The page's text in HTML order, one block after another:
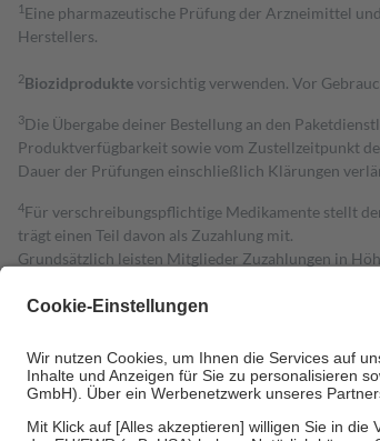
1 Eine pharmazeutische Prüfung der Arzneimittel
Herstellers.
2Biozidproduktevorsichtig verwenden. Vor
3Die Übergabe deiner Bestellung an den
Produktverfügbarkeit sowie vom Zustellzeitpunkt
Dauer der Prüfungen einschließlich Klärungen
4Für verschreibungspflichtige Medikamente stellt
trägt einen Teil davon als Zuzahlung mit.
Grundsätzlich leisten Mitglieder Zuzahlungen in
Diese Regeln gelten grundsätzlich auch für Online-
Um das Engagement der Versicherten für ihre
• Kindern und Jugendlichen bis zum vollendeten
• Untersuchungen zur Vorsorge und
• empfohlenen Schutzimpfungen